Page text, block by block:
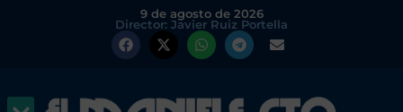
9 de agosto de 2026
Director: Javier Ruiz Portella